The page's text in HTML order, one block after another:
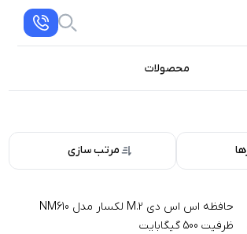
محصولات
مرتب سازی
حافظه اس اس دی M.2 لکسار مدل NM610
ظرفیت 500 گیگابایت